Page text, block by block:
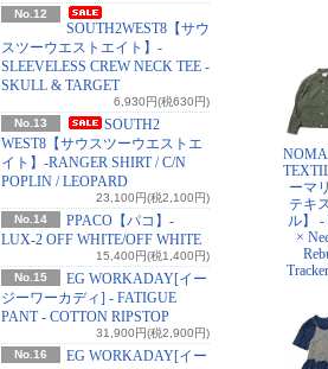
No.12
SOUTH2WEST8【サウ
スツーウエストエイト】-
SLEEVELESS CREW NECK TEE -
SKULL & TARGET
6,930円(税630円)
No.13
SOUTH2
WEST8【サウスツーウエストエ
イト】-RANGER SHIRT / C/N
POPLIN / LEOPARD
23,100円(税2,100円)
No.14
PPACO【パコ】-
LUX-2 OFF WHITE/OFF WHITE
15,400円(税1,400円)
No.15
EG WORKADAY[イー
ジーワーカディ] - FATIGUE
PANT - COTTON RIPSTOP
31,900円(税2,900円)
No.16
EG WORKADAY[イー
ーマ
テキ
ル】 -
×